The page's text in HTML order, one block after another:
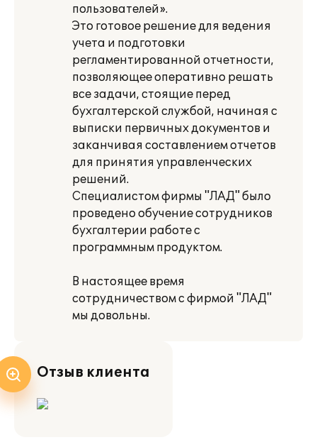
пользователей».
Это готовое решение для ведения
учета и подготовки
регламентированной отчетности,
позволяющее оперативно решать
все задачи, стоящие перед
бухгалтерской службой, начиная с
выписки первичных документов и
заканчивая составлением отчетов
для принятия управленческих
решений.
Специалистом фирмы "ЛАД" было
проведено обучение сотрудников
бухгалтерии работе с
программным продуктом.
В настоящее время
сотрудничеством с фирмой "ЛАД"
мы довольны.
Отзыв клиента